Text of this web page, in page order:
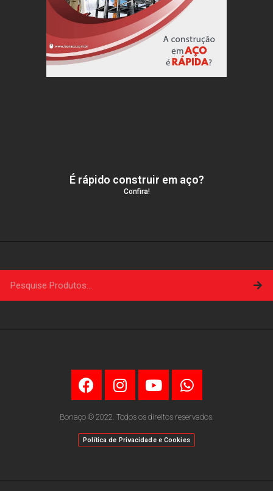
É rápido construir em aço?
Confira!
Bonaço © 2022. Todos os direitos reservados.
Política de Privacidade e Cookies